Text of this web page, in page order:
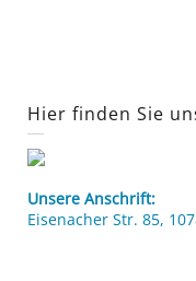
Hier finden Sie
Unsere Anschrift:
Eisenacher Str. 85,